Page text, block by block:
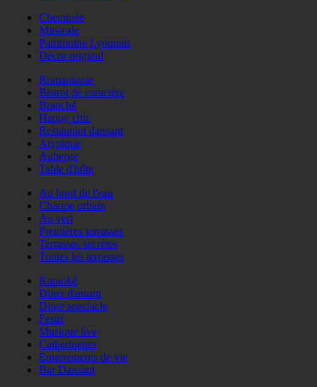
Cheminée
Musicale
Patrimoine Lyonnais
Décor original
Romantique
Bistrot de caractère
Branché
Happy chic
Restaurant dansant
Atypique
Auberge
Table d'hôte
Au bord de l'eau
Charme urbain
Au vert
Premières terrasses
Terrasses secrètes
Toutes les terrasses
Karaoké
Diner dansant
Diner spectacle
Festif
Musique live
Catherinettes
Enterrements de vie
Bar Dansant